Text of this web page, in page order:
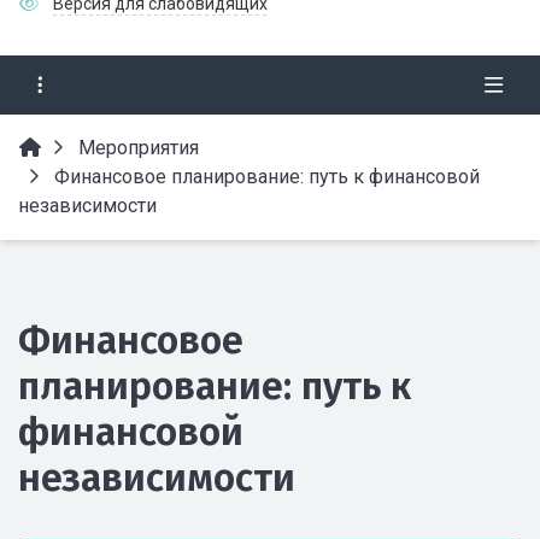
Мероприятия
Финансовое планирование: путь к финансовой
независимости
Финансовое
планирование: путь к
финансовой
независимости